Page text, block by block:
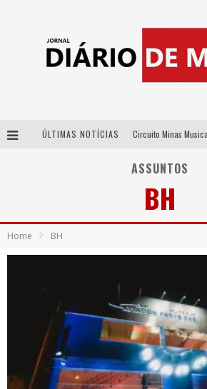
ÚLTIMAS NOTÍCIAS
ASSUNTOS
BH
Home BH